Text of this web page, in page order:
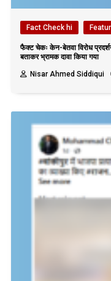
Fact Check hi
फैक्ट चेकः केन-बेतवा विरोध प्रदर्शन
बताकर भ्रामक दावा किया गया
Nisar Ahmed Siddiqui